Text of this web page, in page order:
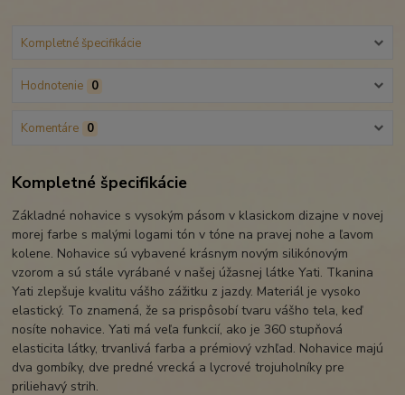
Kompletné špecifikácie
Hodnotenie 0
Komentáre 0
Kompletné špecifikácie
Základné nohavice s vysokým pásom v klasickom dizajne v novej
morej farbe s malými logami tón v tóne na pravej nohe a ľavom
kolene. Nohavice sú vybavené krásnym novým silikónovým
vzorom a sú stále vyrábané v našej úžasnej látke Yati. Tkanina
Yati zlepšuje kvalitu vášho zážitku z jazdy. Materiál je vysoko
elastický. To znamená, že sa prispôsobí tvaru vášho tela, keď
nosíte nohavice. Yati má veľa funkcií, ako je 360 stupňová
elasticita látky, trvanlivá farba a prémiový vzhľad. Nohavice majú
dva gombíky, dve predné vrecká a lycrové trojuholníky pre
priliehavý strih.